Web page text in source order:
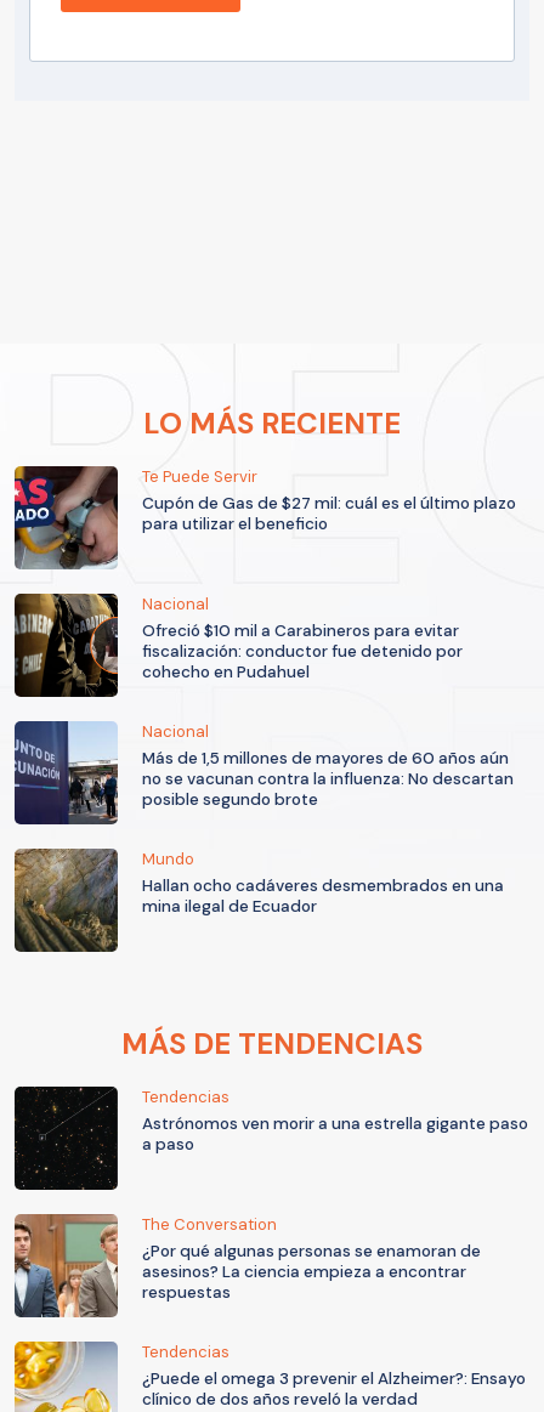
LO MÁS RECIENTE
Te Puede Servir
Cupón de Gas de $27 mil: cuál es el último plazo
para utilizar el beneficio
Nacional
Ofreció $10 mil a Carabineros para evitar
fiscalización: conductor fue detenido por
cohecho en Pudahuel
Nacional
Más de 1,5 millones de mayores de 60 años aún
no se vacunan contra la influenza: No descartan
posible segundo brote
Mundo
Hallan ocho cadáveres desmembrados en una
mina ilegal de Ecuador
MÁS DE TENDENCIAS
Tendencias
Astrónomos ven morir a una estrella gigante paso
a paso
The Conversation
¿Por qué algunas personas se enamoran de
asesinos? La ciencia empieza a encontrar
respuestas
Tendencias
¿Puede el omega 3 prevenir el Alzheimer?: Ensayo
clínico de dos años reveló la verdad